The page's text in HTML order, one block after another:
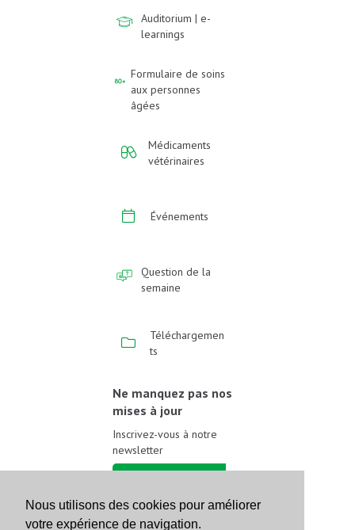
Nous utilisons des cookies pour améliorer
votre expérience de navigation.
Auditorium | e-
learnings
Formulaire de soins
aux personnes
âgées
Médicaments
vétérinaires
Événements
Question de la
semaine
Téléchargemen
ts
Ne manquez pas nos
mises à jour
Inscrivez-vous à notre
newsletter
Suivez-nous sur les